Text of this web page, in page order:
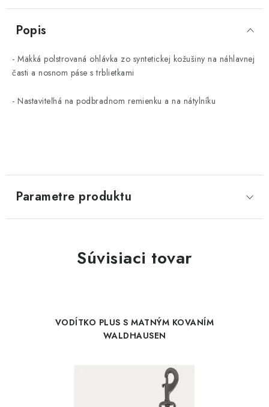
Popis
- Mäkká polstrovaná ohlávka zo syntetickej kožušiny na náhlavnej
časti a nosnom páse s trblietkami
- Nastaviteľná na podbradnom remienku a na nátylníku
Parametre produktu
Súvisiaci tovar
VODÍTKO PLUS S MATNÝM KOVANÍM
WALDHAUSEN